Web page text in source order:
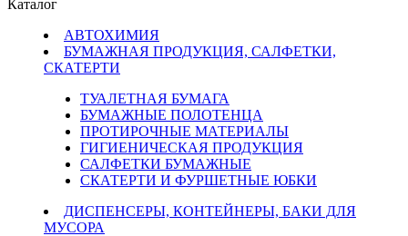
Каталог
АВТОХИМИЯ
БУМАЖНАЯ ПРОДУКЦИЯ, САЛФЕТКИ,
СКАТЕРТИ
ТУАЛЕТНАЯ БУМАГА
БУМАЖНЫЕ ПОЛОТЕНЦА
ПРОТИРОЧНЫЕ МАТЕРИАЛЫ
ГИГИЕНИЧЕСКАЯ ПРОДУКЦИЯ
САЛФЕТКИ БУМАЖНЫЕ
СКАТЕРТИ И ФУРШЕТНЫЕ ЮБКИ
ДИСПЕНСЕРЫ, КОНТЕЙНЕРЫ, БАКИ ДЛЯ
МУСОРА